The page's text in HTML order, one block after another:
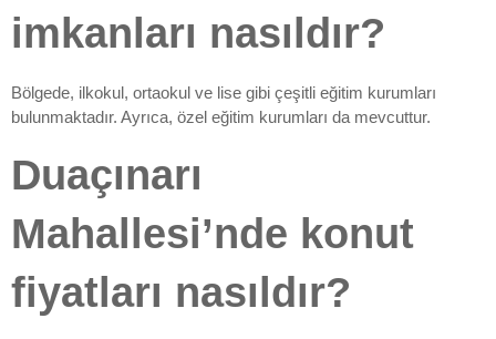
imkanları nasıldır?
Bölgede, ilkokul, ortaokul ve lise gibi çeşitli eğitim kurumları
bulunmaktadır. Ayrıca, özel eğitim kurumları da mevcuttur.
Duaçınarı
Mahallesi’nde konut
fiyatları nasıldır?